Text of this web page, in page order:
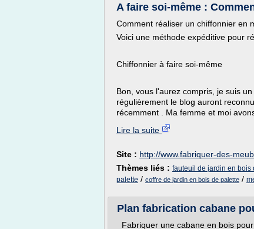
A faire soi-même :
Comment réaliser un chiffonnier en
Voici une méthode expéditive pour
Chiffonnier à faire soi-même
Bon, vous l'aurez compris, je suis
régulièrement le blog auront
récemment . Ma femme et moi
Lire la suite
Site : http://www.fabriquer-des-
Thèmes liés : fauteuil de jardin en bois
palette / coffre de jardin en bois de palette /
Plan fabrication cabane
Fabriquer une cabane en bois